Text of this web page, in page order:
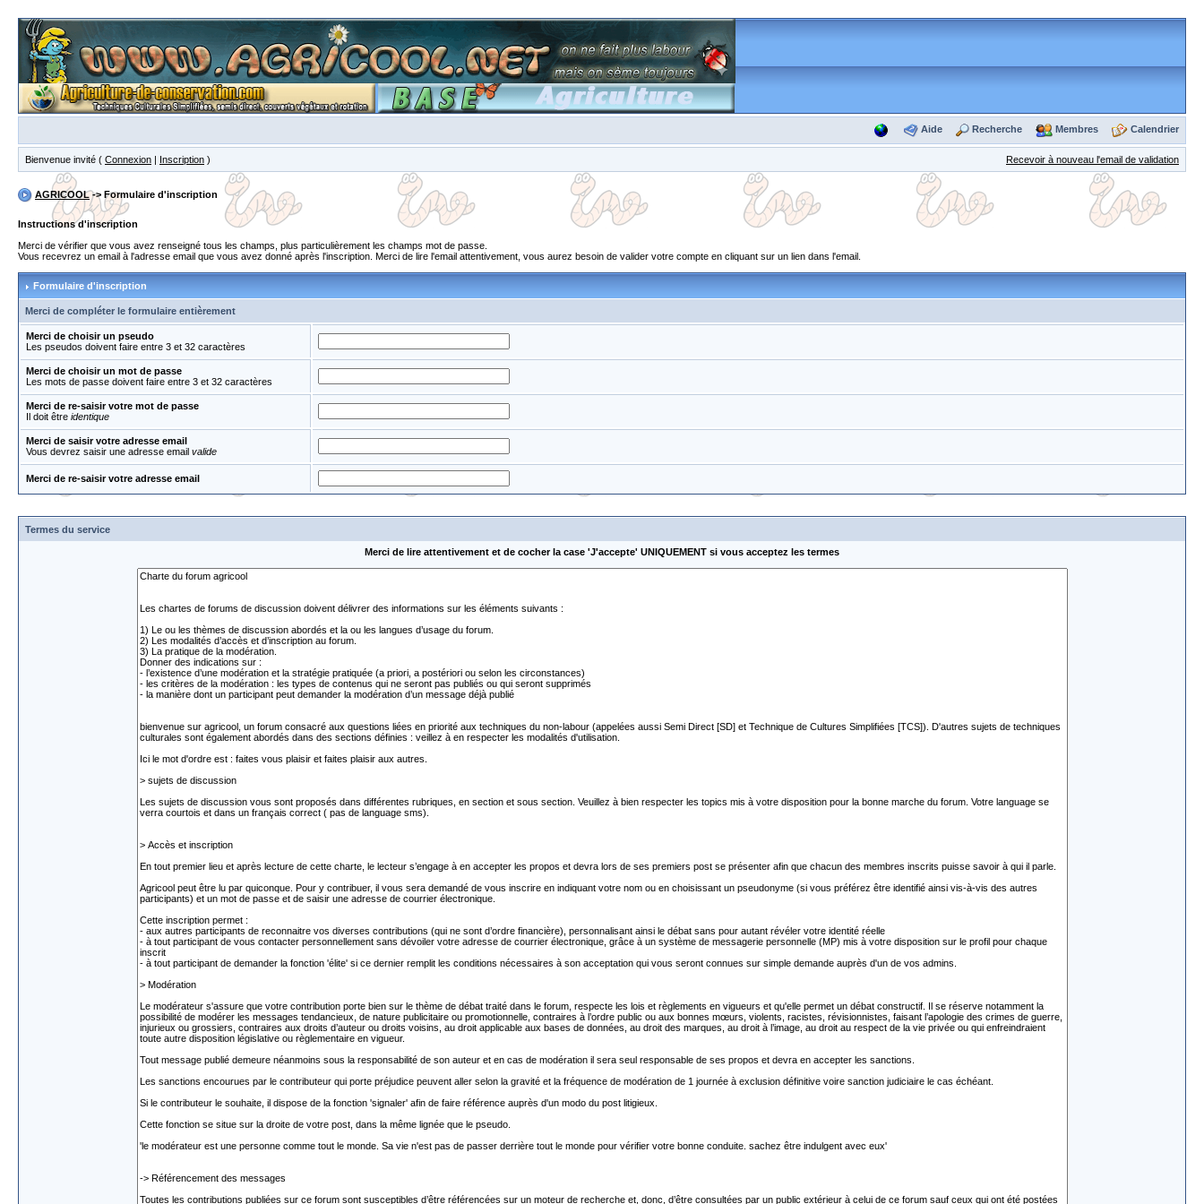
Aide Recherche Membres Calendrier
Bienvenue invité ( Connexion | Inscription ) Recevoir à nouveau l'email de validation
AGRICOOL-> Formulaire d'inscription
Instructions d'inscription
Merci de vérifier que vous avez renseigné tous les champs, plus particulièrement les champs mot de passe.
Vous recevrez un email à l'adresse email que vous avez donné après l'inscription. Merci de lire l'email attentivement, vous aurez besoin de valider votre compte en cliquant sur un lien dans l'email.
Formulaire d'inscription
Merci de compléter le formulaire entièrement
Merci de choisir un pseudo
Les pseudos doivent faire entre 3 et 32 caractères
Merci de choisir un mot de passe
Les mots de passe doivent faire entre 3 et 32 caractères
Merci de re-saisir votre mot de passe
Il doit être identique
Merci de saisir votre adresse email
Vous devrez saisir une adresse email valide
Merci de re-saisir votre adresse email
Termes du service
Merci de lire attentivement et de cocher la case 'J'accepte' UNIQUEMENT si vous acceptez les termes